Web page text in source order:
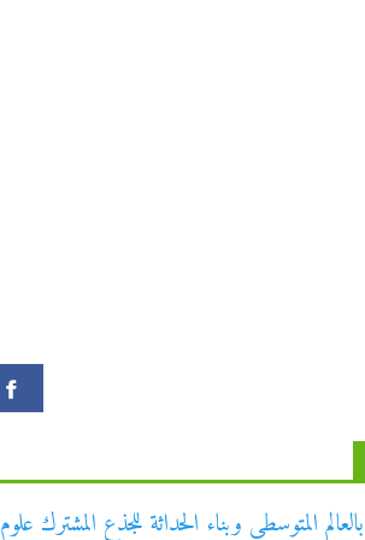
المتوسطي وبناء الحداثة للجذع المشترك علوم